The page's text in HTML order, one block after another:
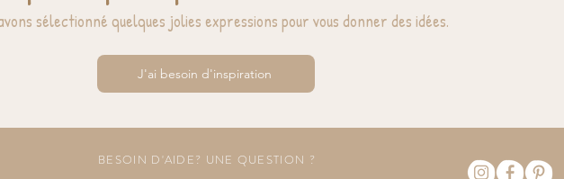
sélectionné quelques jolies expressions pour vous donner des idées.
J'ai besoin d'inspiration
BESOIN D'AIDE? UNE QUESTION ?